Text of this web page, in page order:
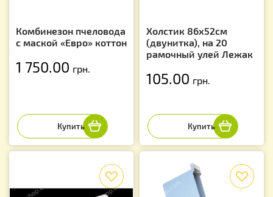
Комбинезон пчеловода
с маской «Евро» коттон
1 750.00 грн.
Холстик 86х52см
(двунитка), на 20
рамочный улей Лежак
105.00 грн.